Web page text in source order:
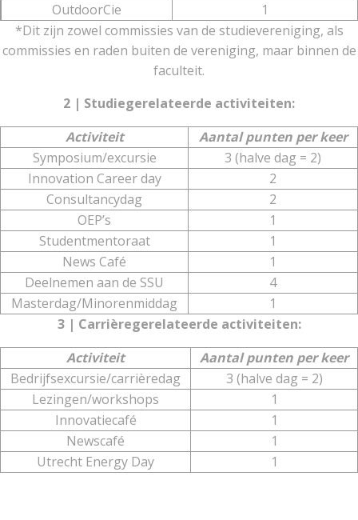
OutdoorCie
1
*Dit zijn zowel commissies van de studievereniging, als
commissies en raden buiten de vereniging, maar binnen de
faculteit.
2 | Studiegerelateerde activiteiten:
Activiteit
Aantal punten per keer
Symposium/excursie
3 (halve dag = 2)
Innovation Career day
2
Consultancydag
2
OEP’s
1
Studentmentoraat
1
News Café
1
Deelnemen aan de SSU
4
Masterdag/Minorenmiddag
1
3 | Carrièregerelateerde activiteiten:
Activiteit
Aantal punten per keer
Bedrijfsexcursie/carrièredag
3 (halve dag = 2)
Lezingen/workshops
1
Innovatiecafé
1
Newscafé
1
Utrecht Energy Day
1